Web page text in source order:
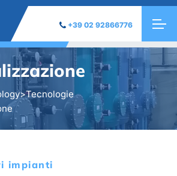
+39 02 92866776
>Tecnologie
impianti